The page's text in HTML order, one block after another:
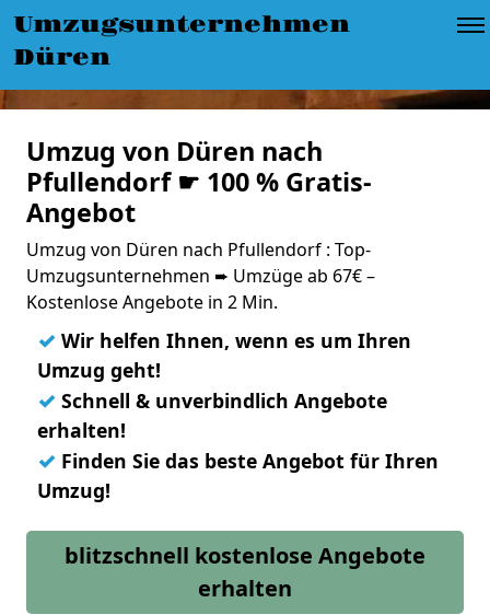
Umzugsunternehmen
Düren
Umzug von Düren nach
Pfullendorf ☛ 100 % Gratis-
Angebot
Umzug von Düren nach Pfullendorf : Top-
Umzugsunternehmen ➨ Umzüge ab 67€ –
Kostenlose Angebote in 2 Min.
✓ Wir helfen Ihnen, wenn es um Ihren
Umzug geht!
✓ Schnell & unverbindlich Angebote
erhalten!
✓ Finden Sie das beste Angebot für Ihren
Umzug!
blitzschnell kostenlose Angebote
erhalten